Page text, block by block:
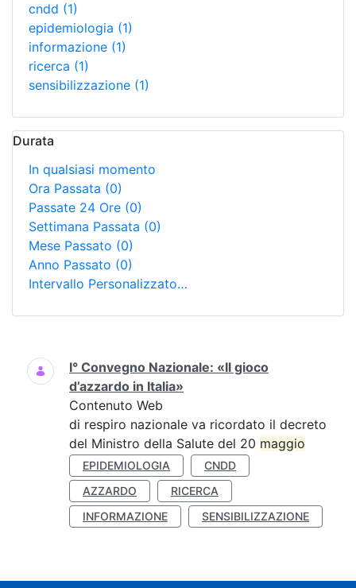
cndd (1)
epidemiologia (1)
informazione (1)
ricerca (1)
sensibilizzazione (1)
Durata
In qualsiasi momento
Ora Passata (0)
Passate 24 Ore (0)
Settimana Passata (0)
Mese Passato (0)
Anno Passato (0)
Intervallo Personalizzato…
Ricerca
I° Convegno Nazionale: «Il gioco
d’azzardo in Italia»
Contenuto Web
di respiro nazionale va ricordato il decreto
del Ministro della Salute del 20 maggio
EPIDEMIOLOGIA
CNDD
AZZARDO
RICERCA
INFORMAZIONE
SENSIBILIZZAZIONE